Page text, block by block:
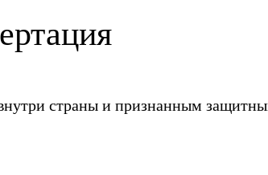
страны и признанным